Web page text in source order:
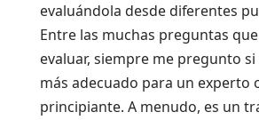
evaluándola desde diferentes
Entre las muchas preguntas
evaluar, siempre me pregunto si
más adecuado para un experto
principiante. A menudo, es un